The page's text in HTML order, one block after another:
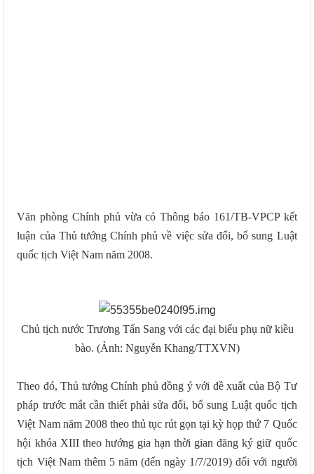
Văn phòng Chính phủ vừa có Thông báo 161/TB-VPCP kết
luận của Thủ tướng Chính phủ về việc sửa đổi, bổ sung Luật
quốc tịch Việt Nam năm 2008.
Chủ tịch nước Trương Tấn Sang với các đại biểu phụ nữ kiều
bào. (Ảnh: Nguyễn Khang/TTXVN)
Theo đó, Thủ tướng Chính phủ đồng ý với đề xuất của Bộ Tư
pháp trước mắt cần thiết phải sửa đổi, bổ sung Luật quốc tịch
Việt Nam năm 2008 theo thủ tục rút gọn tại kỳ họp thứ 7 Quốc
hội khóa XIII theo hướng gia hạn thời gian đăng ký giữ quốc
tịch Việt Nam thêm 5 năm (đến ngày 1/7/2019) đối với người